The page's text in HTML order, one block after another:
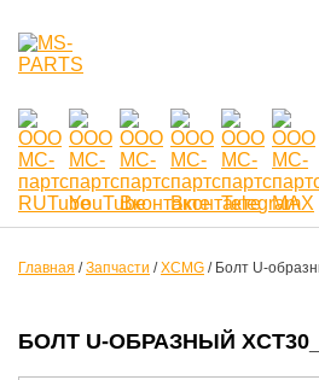
Главная /Запчасти /XCMG / Болт U-
БОЛТ U-ОБРАЗНЫЙ